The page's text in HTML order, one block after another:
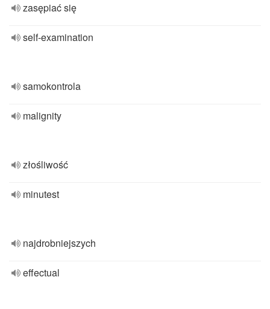
zasępiać się
self-examination
samokontrola
malignity
złośliwość
minutest
najdrobniejszych
effectual